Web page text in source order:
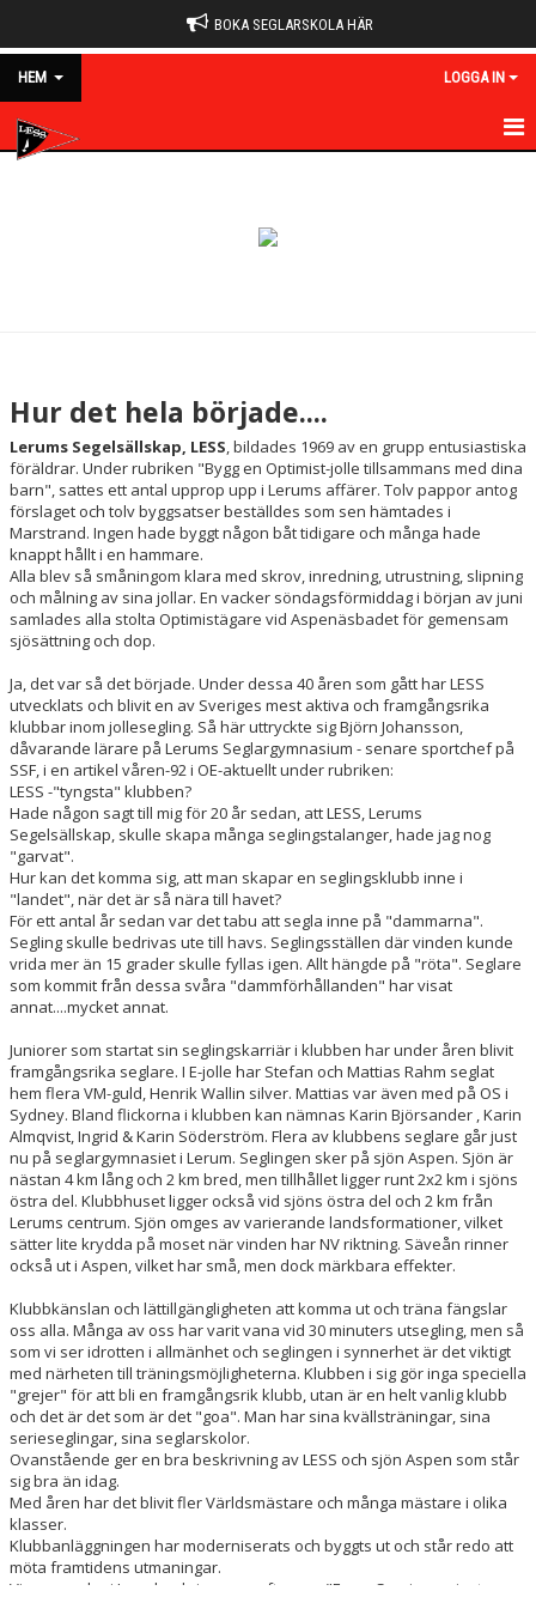
BOKA SEGLARSKOLA HÄR
HEM LOGGA IN
DOKUMENT
HITTA HIT - KARTA
HISTORIK LESS
KLUBBORDFÖRANDEN GENOM ÅREN
LESS MÄSTERSKAPMEDALJÖRER
LESS KLUBBMÄSTARE
SPORTSMANNAPOKALEN
Hur det hela började....
Lerums Segelsällskap, LESS, bildades 1969 av en grupp entusiastiska
föräldrar. Under rubriken "Bygg en Optimist-jolle tillsammans med dina
barn", sattes ett antal upprop upp i Lerums affärer. Tolv pappor antog
förslaget och tolv byggsatser beställdes som sen hämtades i
Marstrand. Ingen hade byggt någon båt tidigare och många hade
knappt hållt i en hammare.
Alla blev så småningom klara med skrov, inredning, utrustning, slipning
och målning av sina jollar. En vacker söndagsförmiddag i början av juni
samlades alla stolta Optimistägare vid Aspenäsbadet för gemensam
sjösättning och dop.
Ja, det var så det började. Under dessa 40 åren som gått har LESS
utvecklats och blivit en av Sveriges mest aktiva och framgångsrika
klubbar inom jollesegling. Så här uttryckte sig Björn Johansson,
dåvarande lärare på Lerums Seglargymnasium - senare sportchef på
SSF, i en artikel våren-92 i OE-aktuellt under rubriken:
LESS -"tyngsta" klubben?
Hade någon sagt till mig för 20 år sedan, att LESS, Lerums
Segelsällskap, skulle skapa många seglingstalanger, hade jag nog
"garvat".
Hur kan det komma sig, att man skapar en seglingsklubb inne i
"landet", när det är så nära till havet?
För ett antal år sedan var det tabu att segla inne på "dammarna".
Segling skulle bedrivas ute till havs. Seglingsställen där vinden kunde
vrida mer än 15 grader skulle fyllas igen. Allt hängde på "röta". Seglare
som kommit från dessa svåra "dammförhållanden" har visat
annat....mycket annat.
Juniorer som startat sin seglingskarriär i klubben har under åren blivit
framgångsrika seglare. I E-jolle har Stefan och Mattias Rahm seglat
hem flera VM-guld, Henrik Wallin silver. Mattias var även med på OS i
Sydney. Bland flickorna i klubben kan nämnas Karin Björsander , Karin
Almqvist, Ingrid & Karin Söderström. Flera av klubbens seglare går just
nu på seglargymnasiet i Lerum. Seglingen sker på sjön Aspen. Sjön är
nästan 4 km lång och 2 km bred, men tillhållet ligger runt 2x2 km i sjöns
östra del. Klubbhuset ligger också vid sjöns östra del och 2 km från
Lerums centrum. Sjön omges av varierande landsformationer, vilket
sätter lite krydda på moset när vinden har NV riktning. Säveån rinner
också ut i Aspen, vilket har små, men dock märkbara effekter.
Klubbkänslan och lättillgängligheten att komma ut och träna fängslar
oss alla. Många av oss har varit vana vid 30 minuters utsegling, men så
som vi ser idrotten i allmänhet och seglingen i synnerhet är det viktigt
med närheten till träningsmöjligheterna. Klubben i sig gör inga speciella
"grejer" för att bli en framgångsrik klubb, utan är en helt vanlig klubb
och det är det som är det "goa". Man har sina kvällsträningar, sina
serieseglingar, sina seglarskolor.
Ovanstående ger en bra beskrivning av LESS och sjön Aspen som står
sig bra än idag.
Med åren har det blivit fler Världsmästare och många mästare i olika
klasser.
Klubbanläggningen har moderniserats och byggts ut och står redo att
möta framtidens utmaningar.
Vi som seglar i Less beskriver oss ofta som "En av Sveriges minsta